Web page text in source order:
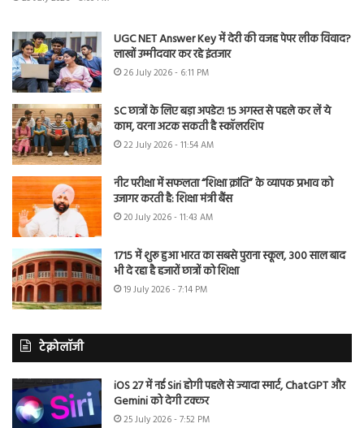
UGC NET Answer Key में देरी की वजह पेपर लीक विवाद?
लाखों उम्मीदवार कर रहे इंतजार
26 July 2026 - 6:11 PM
SC छात्रों के लिए बड़ा अपडेट! 15 अगस्त से पहले कर लें ये
काम, वरना अटक सकती है स्कॉलरशिप
22 July 2026 - 11:54 AM
नीट परीक्षा में सफलता “शिक्षा क्रांति” के व्यापक प्रभाव को
उजागर करती है: शिक्षा मंत्री बैंस
20 July 2026 - 11:43 AM
1715 में शुरू हुआ भारत का सबसे पुराना स्कूल, 300 साल बाद
भी दे रहा है हजारों छात्रों को शिक्षा
19 July 2026 - 7:14 PM
टेक्नोलॉजी
iOS 27 में नई Siri होगी पहले से ज्यादा स्मार्ट, ChatGPT और
Gemini को देगी टक्कर
25 July 2026 - 7:52 PM